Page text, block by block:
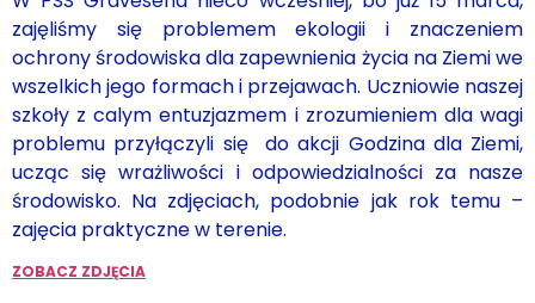
zajęliśmy się problemem ekologii i znaczeniem
ochrony środowiska dla zapewnienia życia na Ziemi we
wszelkich jego formach i przejawach. Uczniowie naszej
szkoły z calym entuzjazmem i zrozumieniem dla wagi
problemu przyłączyli się do akcji Godzina dla Ziemi,
ucząc się wrażliwości i odpowiedzialności za nasze
środowisko. Na zdjęciach, podobnie jak rok temu –
zajęcia praktyczne w terenie.
ZOBACZ ZDJĘCIA